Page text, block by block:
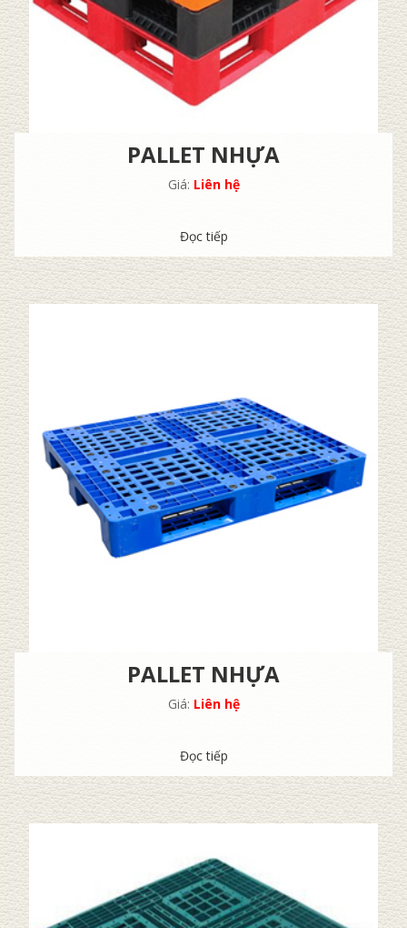
PALLET NHỰA
Giá: Liên hệ
Đọc tiếp
PALLET NHỰA
Giá: Liên hệ
Đọc tiếp